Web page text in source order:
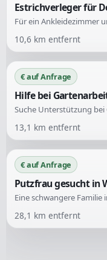
Estrichverleger für
10,6 km entfernt
€ auf Anfrage
Hilfe bei
13,1 km entfernt
€ auf Anfrage
Putzfrau gesucht in
28,1 km entfernt